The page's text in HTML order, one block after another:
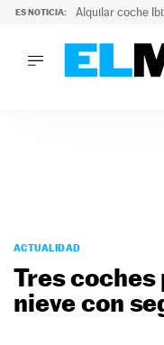
ES NOTICIA: Alquilar coche
PODCAST
MOTOS
TECNOLOGÍA
ACTUALIDAD
Tres
nieve con